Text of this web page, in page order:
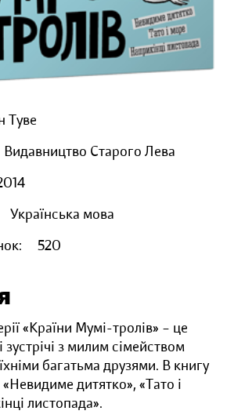
Туве
Видавництво Старого Лева
Українська мова
520
«Країни Мумі-тролів» – це
зустрічі з милим сімейством
багатьма друзями. В книгу
«Невидиме дитятко», «Тато і
листопада».